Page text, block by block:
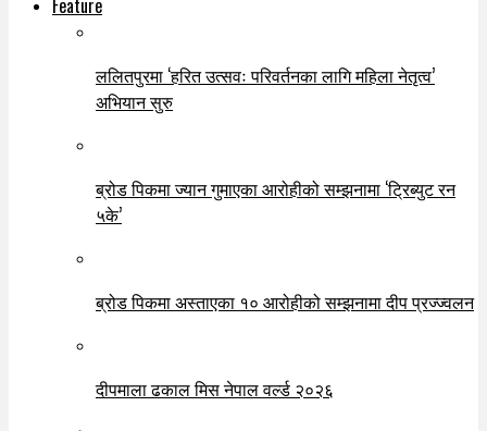
Feature
ललितपुरमा ‘हरित उत्सवः परिवर्तनका लागि महिला नेतृत्व’
अभियान सुरु
ब्रोड पिकमा ज्यान गुमाएका आरोहीको सम्झनामा ‘ट्रिब्युट रन
५के’
ब्रोड पिकमा अस्ताएका १० आरोहीको सम्झनामा दीप प्रज्ज्वलन
दीपमाला ढकाल मिस नेपाल वर्ल्ड २०२६